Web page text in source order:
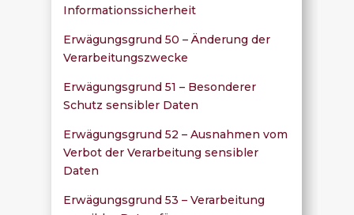
Informationssicherheit
Erwägungsgrund 50 – Änderung der
Verarbeitungszwecke
Erwägungsgrund 51 – Besonderer
Schutz sensibler Daten
Erwägungsgrund 52 – Ausnahmen vom
Verbot der Verarbeitung sensibler
Daten
Erwägungsgrund 53 – Verarbeitung